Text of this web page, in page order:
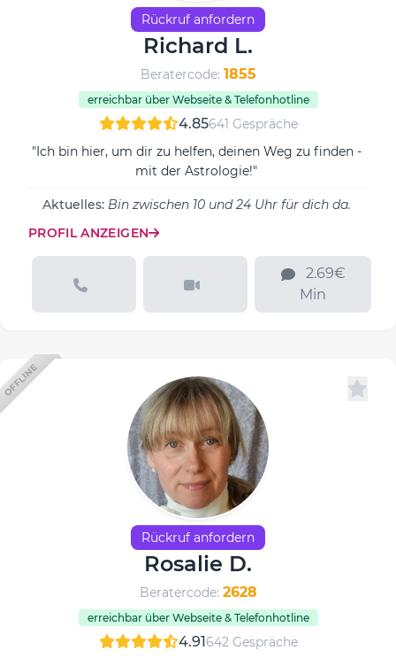
Rückruf anfordern
Richard L.
Beratercode: 1855
erreichbar über Webseite & Telefonhotline
4.85641 Gespräche
"Ich bin hier, um dir zu helfen, deinen Weg zu finden -
mit der Astrologie!"
Aktuelles: Bin zwischen 10 und 24 Uhr für dich da.
PROFIL ANZEIGEN
Min
OFFLINE
Rückruf anfordern
Rosalie D.
Beratercode: 2628
erreichbar über Webseite & Telefonhotline
4.91642 Gespräche